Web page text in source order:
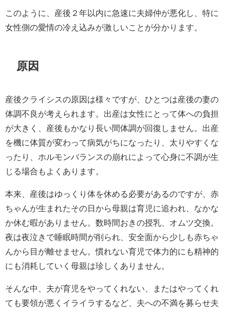
このように、産後２年以内に急速に夫婦仲が悪化し、特に
女性側の愛情の冷え込みが激しいことが分かります。
原因
産後クライシスの原因は様々ですが、ひとつは産後の妻の
体調不良が考えられます。出産は女性にとって体への負担
が大きく、産後もかなり長い間体調が回復しません。出産
を機に体質が変わって病気がちになったり、太りやすくな
ったり、ホルモンバランスの崩れによって心身に不調が生
じる場合もよくあります。
本来、産後はゆっくり体を休める必要があるのですが、赤
ちゃんが生まれたその日から母親は育児に追われ、なかな
か休む暇がありません。数時間おきの授乳、オムツ交換。
夜は夜泣きで睡眠時間が削られ、安全面から少しも赤ちゃ
んから目が離せません。慣れない育児で体力的にも精神的
にも消耗していく母親は珍しくありません。
そんな中、夫が育児をやってくれない、またはやってくれ
ても要領が悪くイライラするなど、夫への不満を募らせ夫